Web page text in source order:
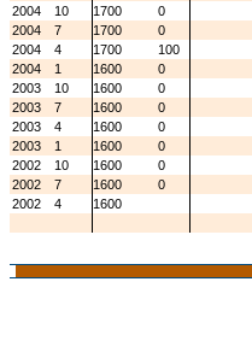
2004
10 1700
0
2004
7 1700
0
2004
4 1700
100
2004
1 1600
0
2003
10 1600
0
2003
7 1600
0
2003
4 1600
0
2003
1 1600
0
2002
10 1600
0
2002
7 1600
0
2002
4 1600